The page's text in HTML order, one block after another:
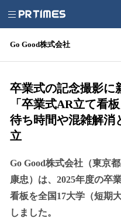
Go Good株式会社
卒業式の記念撮影に
「卒業式AR立て看
待ち時間や混雑解消
立
Go Good株式会社（東京
康忠）は、2025年度の卒
看板を全国17大学（短期
しました。